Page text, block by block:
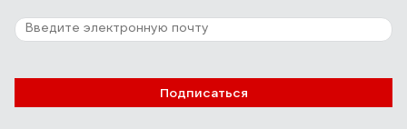
Подписаться